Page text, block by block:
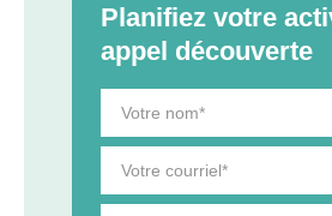
Planifiez votre
appel découverte